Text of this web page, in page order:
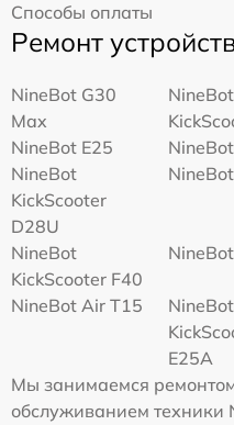
Способы оплаты
Ремонт
NineBot G30
Max
NineBot
NineBot E25
NineBot
KickScooter
D28U
NineBot
KickScooter F40
NineBot Air T15
NineBot
E25A
Мы занимаемся
обслуживанием техники